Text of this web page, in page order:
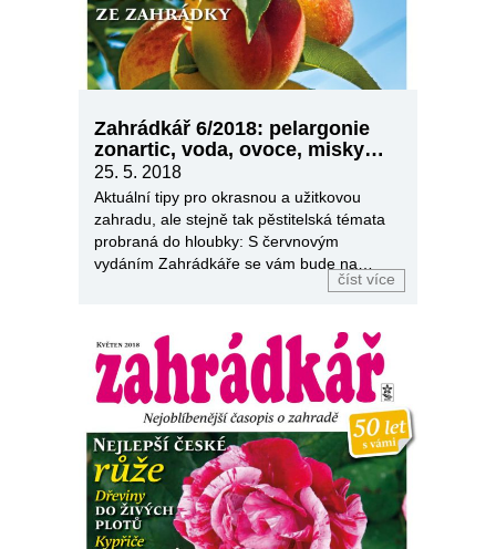
Zahrádkář 6/2018: pelargonie
zonartic, voda, ovoce, misky…
25. 5. 2018
Aktuální tipy pro okrasnou a užitkovou
zahradu, ale stejně tak pěstitelská témata
probraná do hloubky: S červnovým
vydáním Zahrádkáře se vám bude na
číst více